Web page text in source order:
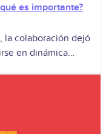
es importante?
la colaboración dejó
en dinámica
convertir talento